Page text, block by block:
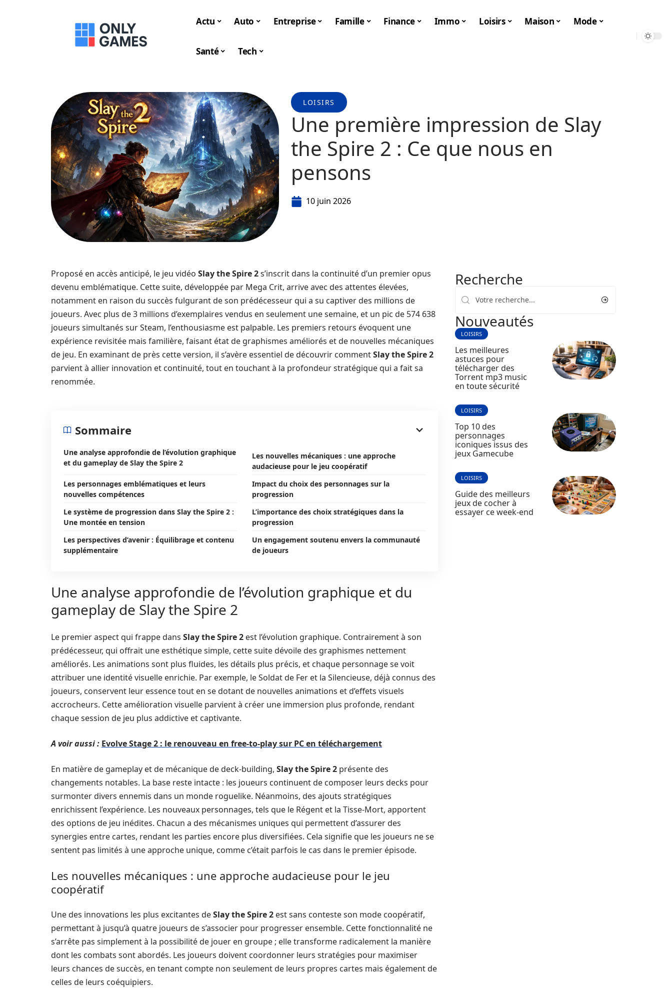
Actu Auto Entreprise Famille Finance Immo Loisirs Maison Mode
Santé Tech
LOISIRS
Une première impression de Slay
the Spire 2 : Ce que nous en
pensons
10 juin 2026
Proposé en accès anticipé, le jeu vidéo Slay the Spire 2s’inscrit dans la continuité d’un premier opus
devenu emblématique. Cette suite, développée par Mega Crit, arrive avec des attentes élevées,
notamment en raison du succès fulgurant de son prédécesseur qui a su captiver des millions de
joueurs. Avec plus de 3 millions d’exemplaires vendus en seulement une semaine, et un pic de 574 638
joueurs simultanés sur Steam, l’enthousiasme est palpable. Les premiers retours évoquent une
expérience revisitée mais familière, faisant état de graphismes améliorés et de nouvelles mécaniques
de jeu. En examinant de près cette version, il s’avère essentiel de découvrir commentSlay the Spire 2
parvient à allier innovation et continuité, tout en touchant à la profondeur stratégique qui a fait sa
renommée.
Sommaire
Une analyse approfondie de l’évolution graphique
et du gameplay de Slay the Spire 2
Les nouvelles mécaniques : une approche
audacieuse pour le jeu coopératif
Les personnages emblématiques et leurs
nouvelles compétences
Impact du choix des personnages sur la
progression
Le système de progression dans Slay the Spire 2 :
Une montée en tension
L’importance des choix stratégiques dans la
progression
Les perspectives d’avenir : Équilibrage et contenu
supplémentaire
Un engagement soutenu envers la communauté
de joueurs
Une analyse approfondie de l’évolution graphique et du
gameplay de Slay the Spire 2
Le premier aspect qui frappe dans Slay the Spire 2 est l’évolution graphique. Contrairement à son
prédécesseur, qui offrait une esthétique simple, cette suite dévoile des graphismes nettement
améliorés. Les animations sont plus fluides, les détails plus précis, et chaque personnage se voit
attribuer une identité visuelle enrichie. Par exemple, le Soldat de Fer et la Silencieuse, déjà connus des
joueurs, conservent leur essence tout en se dotant de nouvelles animations et d’effets visuels
accrocheurs. Cette amélioration visuelle parvient à créer une immersion plus profonde, rendant
chaque session de jeu plus addictive et captivante.
A voir aussi : Evolve Stage 2 : le renouveau en free-to-play sur PC en téléchargement
En matière de gameplay et de mécanique de deck-building, Slay the Spire 2 présente des
changements notables. La base reste intacte : les joueurs continuent de composer leurs decks pour
surmonter divers ennemis dans un monde roguelike. Néanmoins, des ajouts stratégiques
enrichissent l’expérience. Les nouveaux personnages, tels que le Régent et la Tisse-Mort, apportent
des options de jeu inédites. Chacun a des mécanismes uniques qui permettent d’assurer des
synergies entre cartes, rendant les parties encore plus diversifiées. Cela signifie que les joueurs ne se
sentent pas limités à une approche unique, comme c’était parfois le cas dans le premier épisode.
Les nouvelles mécaniques : une approche audacieuse pour le jeu
coopératif
Une des innovations les plus excitantes deSlay the Spire 2 est sans conteste son mode coopératif,
permettant à jusqu’à quatre joueurs de s’associer pour progresser ensemble. Cette fonctionnalité ne
s’arrête pas simplement à la possibilité de jouer en groupe ; elle transforme radicalement la manière
dont les combats sont abordés. Les joueurs doivent coordonner leurs stratégies pour maximiser
leurs chances de succès, en tenant compte non seulement de leurs propres cartes mais également de
celles de leurs coéquipiers.
Recherche
Nouveautés
LOISIRS
Les meilleures
astuces pour
télécharger des
Torrent mp3 music
en toute sécurité
LOISIRS
Top 10 des
personnages
iconiques issus des
jeux Gamecube
LOISIRS
Guide des meilleurs
jeux de cocher à
essayer ce week-end